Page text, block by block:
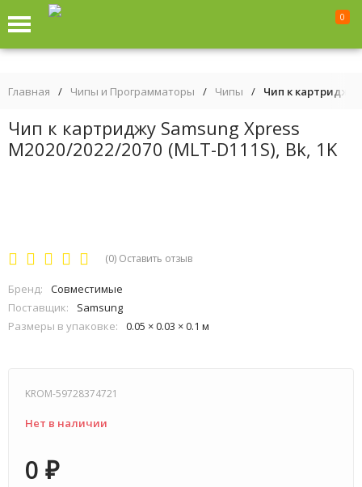
0
Главная / Чипы и Программаторы / Чипы / Чип к картриджу
Чип к картриджу Samsung Xpress
M2020/2022/2070 (MLT-D111S), Bk, 1K
(0) Оставить отзыв
Бренд:
Совместимые
Поставщик:
Samsung
Размеры в упаковке:
0.05 × 0.03 × 0.1 м
KROM-59728374721
Нет в наличии
0 ₽